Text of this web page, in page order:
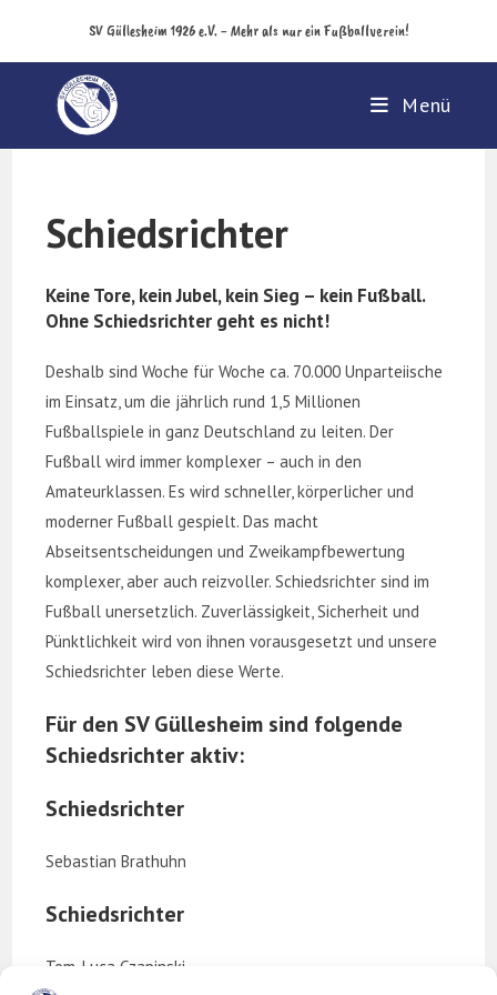
springen
SV Güllesheim 1926 e.V. - Mehr als nur ein Fußballverein!
Menü
Schiedsrichter
Keine Tore, kein Jubel, kein Sieg – kein Fußball.
Ohne Schiedsrichter geht es nicht!
Deshalb sind Woche für Woche ca. 70.000 Unparteiische
im Einsatz, um die jährlich rund 1,5 Millionen
Fußballspiele in ganz Deutschland zu leiten. Der
Fußball wird immer komplexer – auch in den
Amateurklassen. Es wird schneller, körperlicher und
moderner Fußball gespielt. Das macht
Abseitsentscheidungen und Zweikampfbewertung
komplexer, aber auch reizvoller. Schiedsrichter sind im
Fußball unersetzlich. Zuverlässigkeit, Sicherheit und
Pünktlichkeit wird von ihnen vorausgesetzt und unsere
Schiedsrichter leben diese Werte.
Für den SV Güllesheim sind folgende
Schiedsrichter aktiv:
Schiedsrichter
Sebastian Brathuhn
Schiedsrichter
Tom-Luca Czapinski